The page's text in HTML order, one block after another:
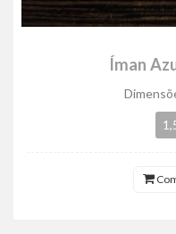
Íman